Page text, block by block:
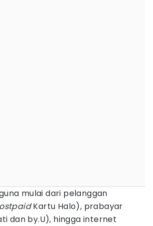
mulai dari pelanggan
Kartu Halo), prabayar
dan by.U), hingga internet